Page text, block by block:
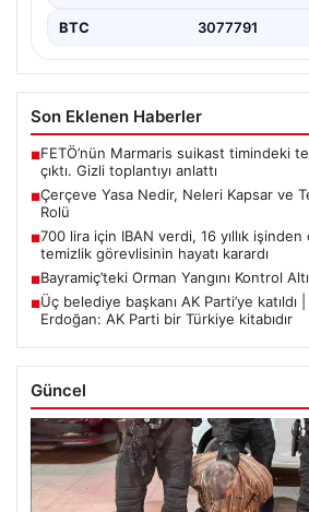
BTC 3077791
Son Eklenen Haberler
■FETÖ’nün Marmaris suikast timindeki
çıktı. Gizli toplantıyı anlattı
■Çerçeve Yasa Nedir, Neleri Kapsar ve
Rolü
■700 lira için IBAN verdi, 16 yıllık işinden
temizlik görevlisinin hayatı karardı
■Bayramiç’teki Orman Yangını Kontrol
■Üç belediye başkanı AK Parti’ye katıldı
Erdoğan: AK Parti bir Türkiye kitabıdır
Güncel